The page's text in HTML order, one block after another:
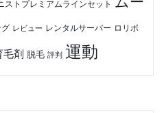
ストプレミアムラインセット
レビュー レンタルサーバー ロリポ
毛剤 脱毛 評判 運動